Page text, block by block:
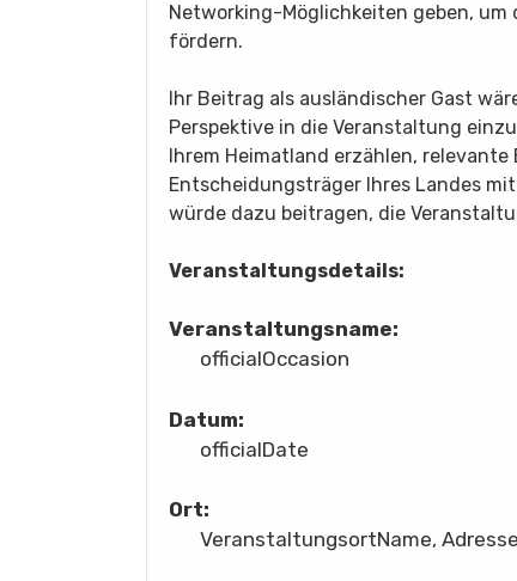
Networking-Möglichkeiten geben,
fördern.
Ihr Beitrag als ausländischer Gast
Perspektive in die Veranstaltung
Ihrem Heimatland erzählen,
Entscheidungsträger Ihres Landes
würde dazu beitragen, die
Veranstaltungsdetails:
Veranstaltungsname:
officialOccasion
Datum:
officialDate
Ort:
VeranstaltungsortName,